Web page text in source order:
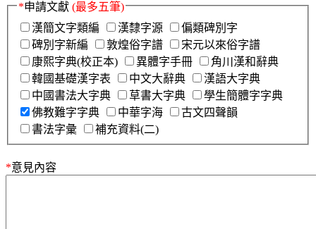
*申請文獻 (最多五筆)
漢簡文字類編
漢隸字源
偏類碑別字
碑別字新編
敦煌俗字譜
宋元以來俗字譜
康熙字典(校正本)
異體字手冊
角川漢和辭典
韓國基礎漢字表
中文大辭典
漢語大字典
中國書法大字典
草書大字典
學生簡體字字典
佛教難字字典
中華字海
古文四聲韻
書法字彙
補充資料(二)
*意見內容